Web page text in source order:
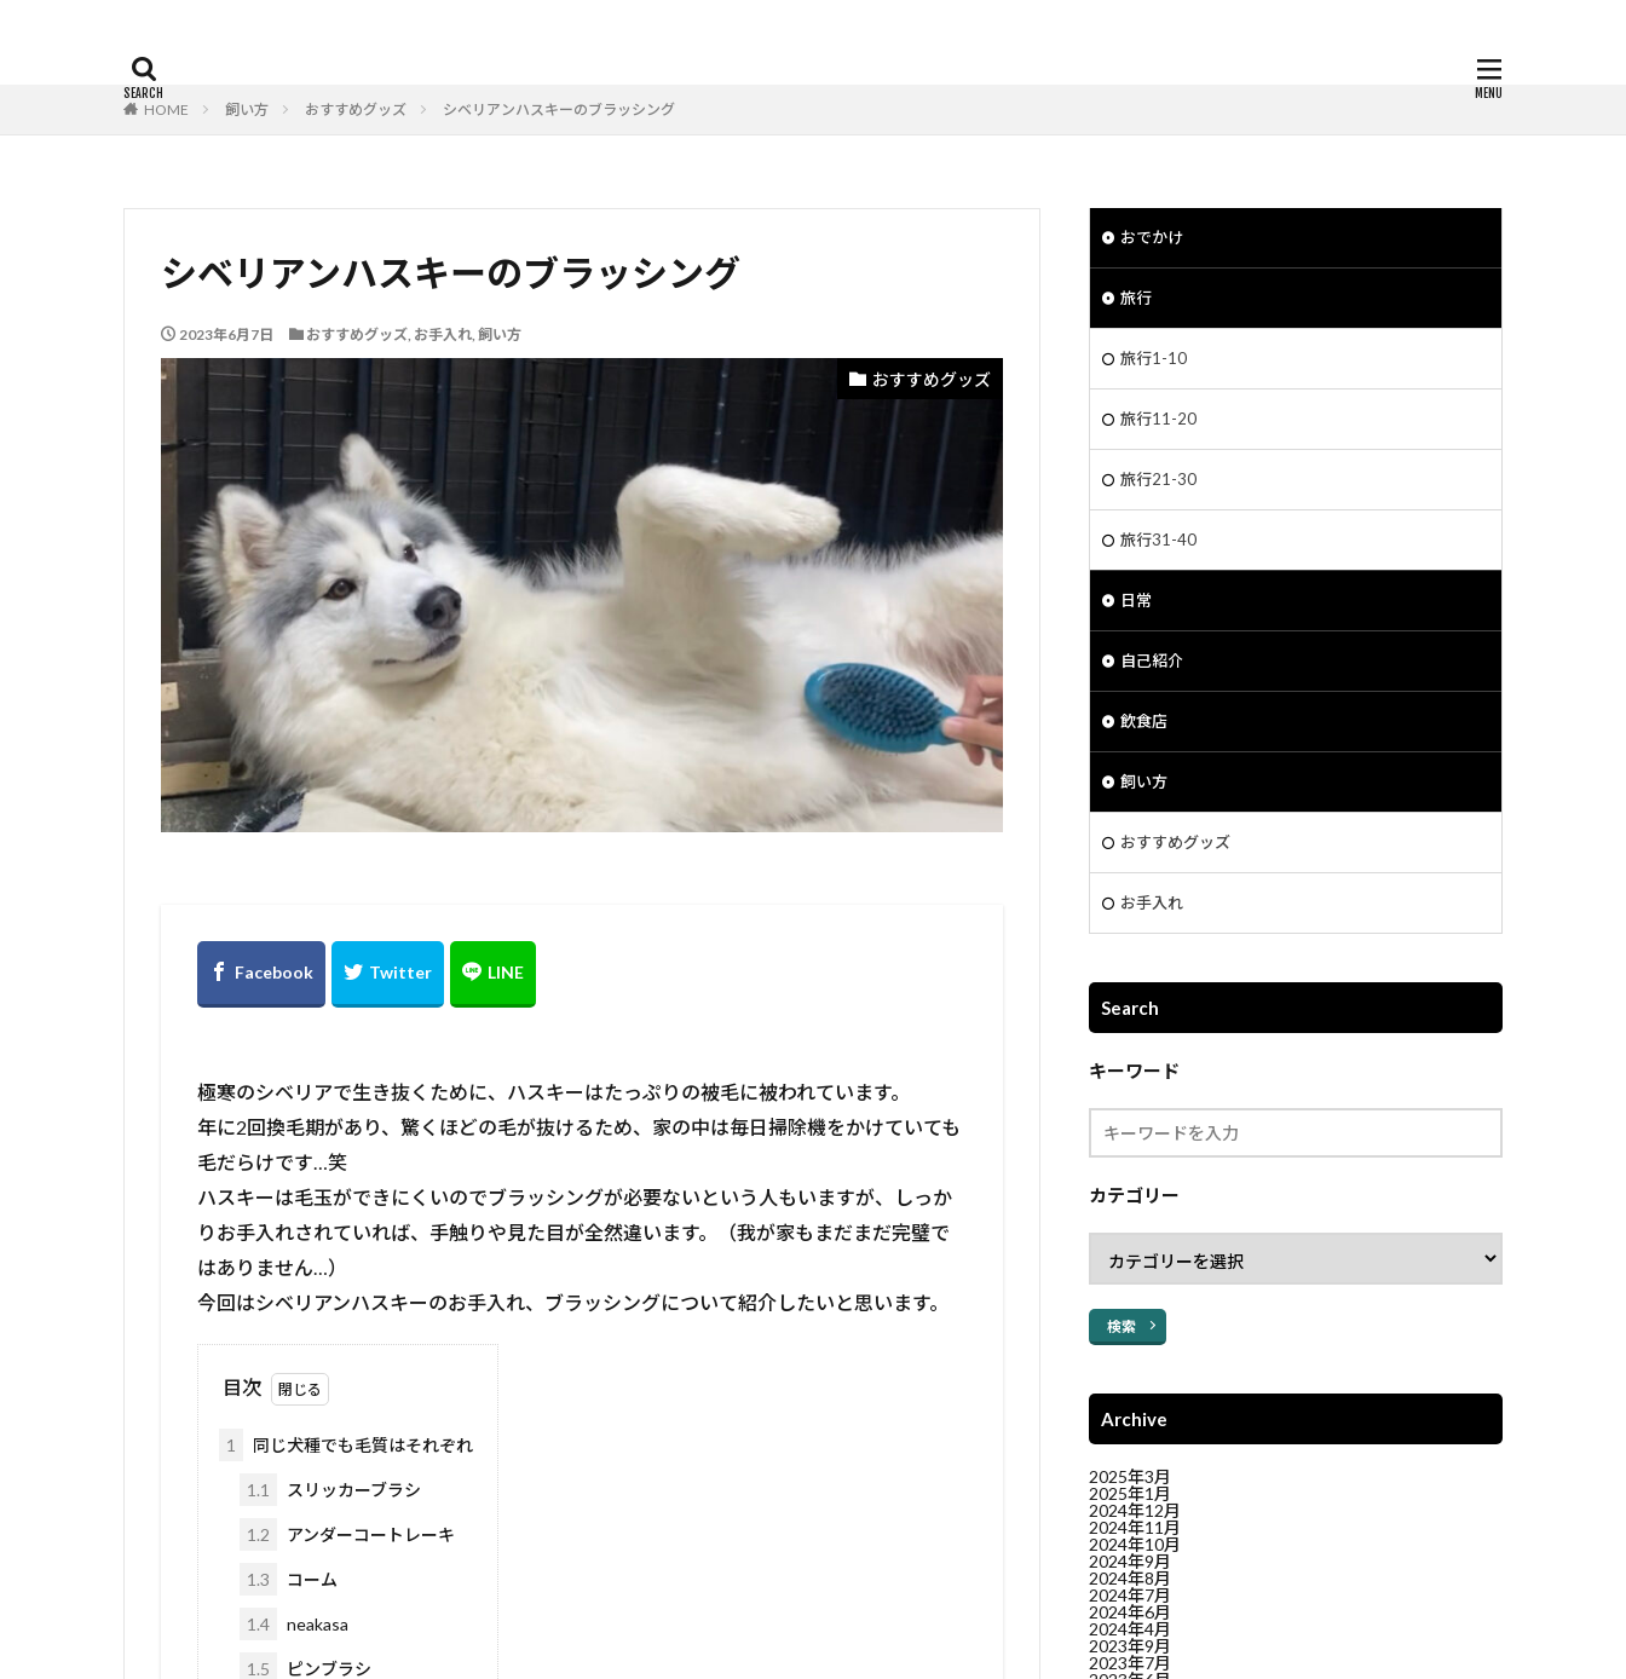
HOME 飼い方 おすすめグッズ シベリアンハスキーのブラッシング
シベリアンハスキーのブラッシング
2023年6月7日 おすすめグッズ, お手入れ, 飼い方
おすすめグッズ
極寒のシベリアで生き抜くために、ハスキーはたっぷりの被毛に被われています。
年に2回換毛期があり、驚くほどの毛が抜けるため、家の中は毎日掃除機をかけていても
毛だらけです…笑
ハスキーは毛玉ができにくいのでブラッシングが必要ないという人もいますが、しっか
りお手入れされていれば、手触りや見た目が全然違います。（我が家もまだまだ完璧で
はありません…）
今回はシベリアンハスキーのお手入れ、ブラッシングについて紹介したいと思います。
目次
1 同じ犬種でも毛質はそれぞれ
1.1 スリッカーブラシ
1.2 アンダーコートレーキ
1.3 コーム
1.4 neakasa
1.5 ピンブラシ
おでかけ
旅行
旅行1-10
旅行11-20
旅行21-30
旅行31-40
日常
自己紹介
飲食店
飼い方
おすすめグッズ
お手入れ
Search
キーワード
カテゴリー
検索
Archive
2025年3月
2025年1月
2024年12月
2024年11月
2024年10月
2024年9月
2024年8月
2024年7月
2024年6月
2024年4月
2023年9月
2023年7月